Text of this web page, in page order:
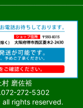
磨佐裕
272-5302
all rights reserved.